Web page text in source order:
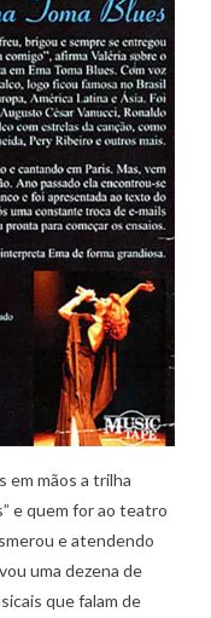
em mãos a trilha
e quem for ao teatro
e atendendo
uma dezena de
que falam de